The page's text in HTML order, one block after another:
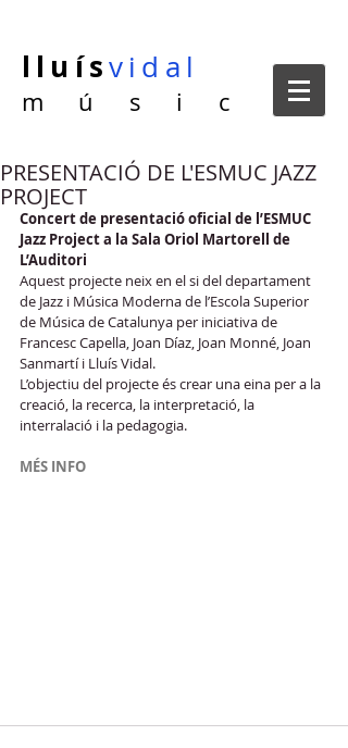
lluísvidal
m ú s i c
PRESENTACIÓ DE L'ESMUC JAZZ
PROJECT
Concert de presentació oficial de l’ESMUC
Jazz Project a la Sala Oriol Martorell de
L’Auditori
Aquest projecte neix en el si del departament
de Jazz i Música Moderna de l’Escola Superior
de Música de Catalunya per iniciativa de
Francesc Capella, Joan Díaz, Joan Monné, Joan
Sanmartí i Lluís Vidal.
L’objectiu del projecte és crear una eina per a la
creació, la recerca, la interpretació, la
interralació i la pedagogia.
MÉS INFO